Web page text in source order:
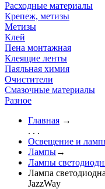
Расходные материалы
Крепеж, метизы
Метизы
Клей
Пена монтажная
Клеящие ленты
Паяльная химия
Очистители
Смазочные материалы
Разное
Главная →
. . .
Освещение и
Лампы→
Лампы
Лампа
JazzWay